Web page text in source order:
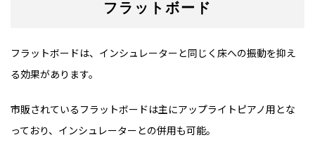
フラットボード
フラットボードは、インシュレーターと同じく床への振動を抑え
る効果があります。
市販されているフラットボードは主にアップライトピアノ用とな
っており、インシュレーターとの併用も可能。